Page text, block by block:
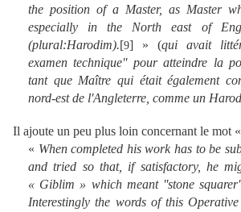
the position of a Master, as Master
especially in the North east of
(plural:Harodim).[9] » (qui avait
examen technique'' pour atteindre la
tant que Maître qui était également
nord-est de l'Angleterre, comme un
Il ajoute un peu plus loin concernant le mot
« When completed his work has to be
and tried so that, if satisfactory, he
« Giblim » which meant ''stone
Interestingly the words of this